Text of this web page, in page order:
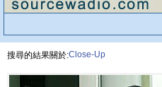
搜尋的結果關於:Close-Up